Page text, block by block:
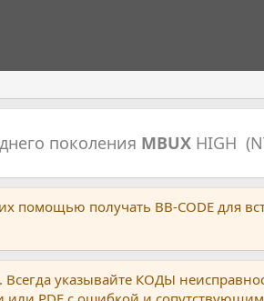
поколения MBUXHIGH
помощью получать BB-CODE для
указывайте КОДЫ